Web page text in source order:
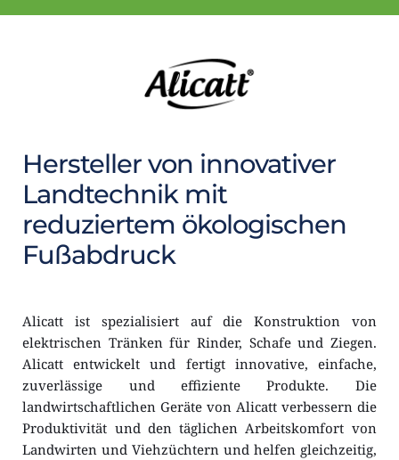
Hersteller von innovativer
Landtechnik mit
reduziertem ökologischen
Fußabdruck
Alicatt ist spezialisiert auf die Konstruktion von
elektrischen Tränken für Rinder, Schafe und Ziegen.
Alicatt entwickelt und fertigt innovative, einfache,
zuverlässige und effiziente Produkte. Die
landwirtschaftlichen Geräte von Alicatt verbessern die
Produktivität und den täglichen Arbeitskomfort von
Landwirten und Viehzüchtern und helfen gleichzeitig,